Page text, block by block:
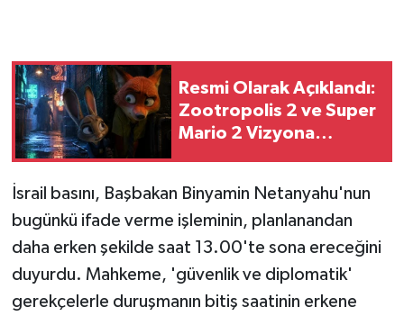
Resmi Olarak Açıklandı:
Zootropolis 2 ve Super
Mario 2 Vizyona
İsrail basını, Başbakan Binyamin Netanyahu'nun
bugünkü ifade verme işleminin, planlanandan
daha erken şekilde saat 13.00'te sona ereceğini
duyurdu. Mahkeme, 'güvenlik ve diplomatik'
gerekçelerle duruşmanın bitiş saatinin erkene
Siyaset
Sokak Hayvanlarını Sahiplendirme
Sonsöz Özel
Vasıta